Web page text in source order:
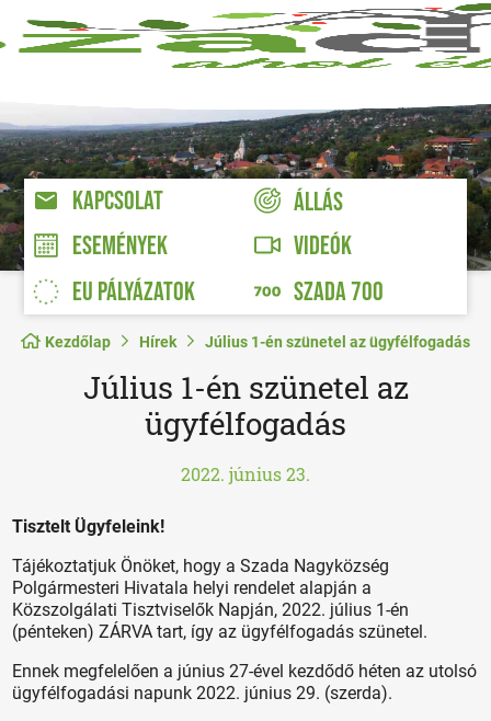
KAPCSOLAT
ÁLLÁS
ESEMÉNYEK
VIDEÓK
EU PÁLYÁZATOK
SZADA 700
Kezdőlap Hírek Július 1-én szünetel az ügyfélfogadás
Július 1-én szünetel az
ügyfélfogadás
2022. június 23.
Tisztelt Ügyfeleink!
Tájékoztatjuk Önöket, hogy a Szada Nagyközség
Polgármesteri Hivatala helyi rendelet alapján a
Közszolgálati Tisztviselők Napján, 2022. július 1-én
(pénteken) ZÁRVA tart, így az ügyfélfogadás szünetel.
Ennek megfelelően a június 27-ével kezdődő héten az utolsó
ügyfélfogadási napunk 2022. június 29. (szerda).